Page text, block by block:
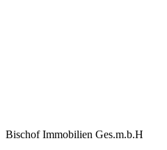
Bischof Immobilien Ges.m.b.H